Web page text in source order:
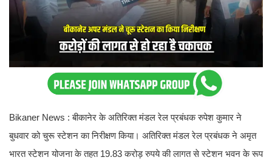
Bikaner News : बीकानेर के अतिरिक्त मंडल रेल प्रबंधक रुपेश कुमार ने
बुधवार को चुरू स्टेशन का निरीक्षण किया। अतिरिक्त मंडल रेल प्रबंधक ने अमृत
भारत स्टेशन योजना के तहत 19.83 करोड़ रुपये की लागत से स्टेशन भवन के रूप